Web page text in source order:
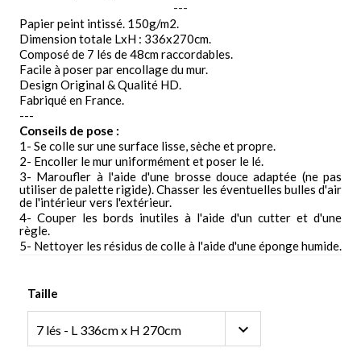
---
Papier peint intissé. 150g/m2.
Dimension totale LxH : 336x270cm.
Composé de 7 lés de 48cm raccordables.
Facile à poser par encollage du mur.
Design Original & Qualité HD.
Fabriqué en France.
---
Conseils de pose :
1- Se colle sur une surface lisse, sèche et propre.
2- Encoller le mur uniformément et poser le lé.
3- Maroufler à l'aide d'une brosse douce adaptée (ne pas
utiliser de palette rigide). Chasser les éventuelles bulles d'air
de l'intérieur vers l'extérieur.
4- Couper les bords inutiles à l'aide d'un cutter et d'une
règle.
5- Nettoyer les résidus de colle à l'aide d'une éponge humide.
Taille